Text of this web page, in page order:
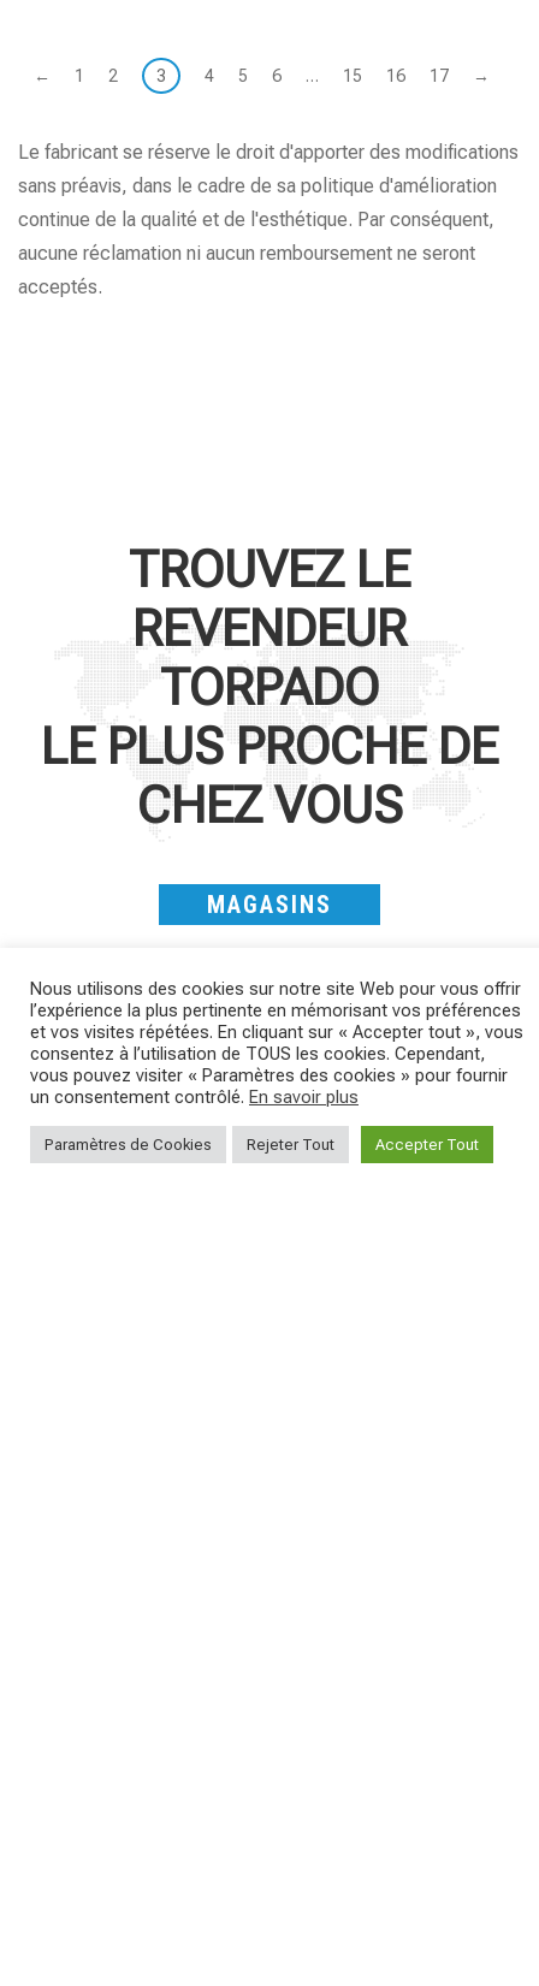
← 1 2 3 4 5 6 … 15 16 17 →
Le fabricant se réserve le droit d'apporter des modifications
sans préavis, dans le cadre de sa politique d'amélioration
continue de la qualité et de l'esthétique. Par conséquent,
aucune réclamation ni aucun remboursement ne seront
acceptés.
TROUVEZ LE
REVENDEUR
TORPADO
LE PLUS PROCHE DE
CHEZ VOUS
MAGASINS
SAVE THE DATE - #IBF 2026
Kepler R è la gravel pensata per affrontare
lunghe ...
Nous utilisons des cookies sur notre site Web pour vous offrir
l’expérience la plus pertinente en mémorisant vos préférences
et vos visites répétées. En cliquant sur « Accepter tout », vous
consentez à l’utilisation de TOUS les cookies. Cependant,
vous pouvez visiter « Paramètres des cookies » pour fournir
un consentement contrôlé. En savoir plus
Paramètres de Cookies Rejeter Tout Accepter Tout